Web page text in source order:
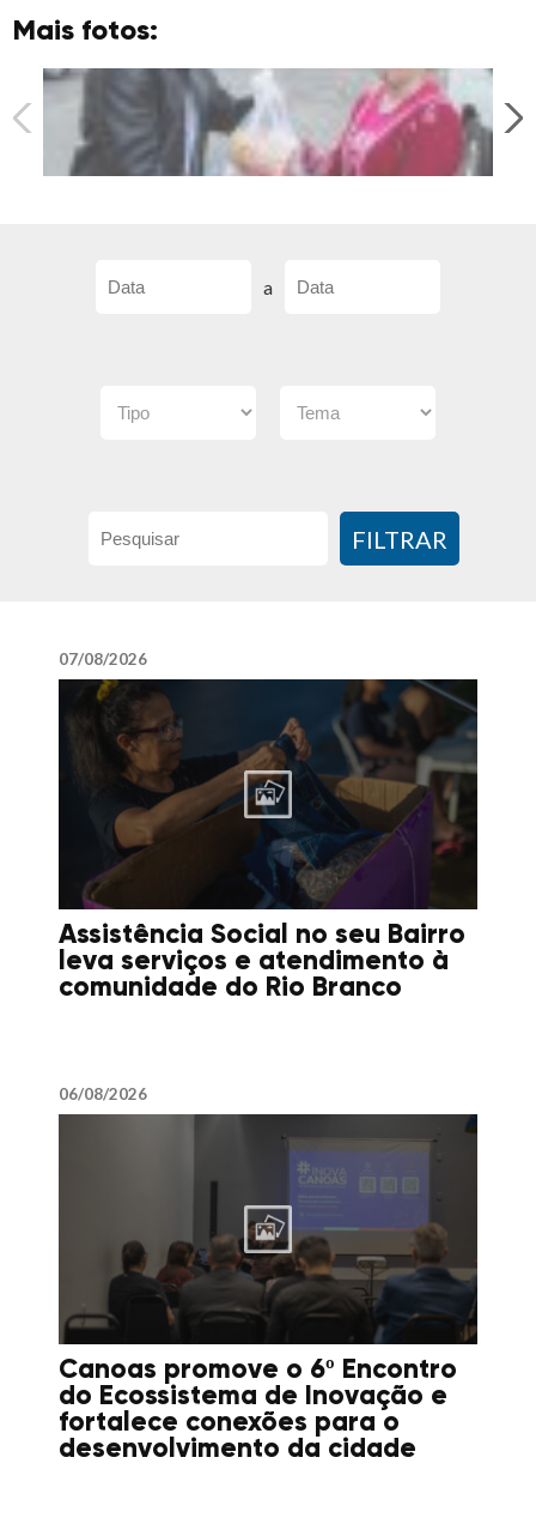
Mais fotos:
a
FILTRAR
07/08/2026
Assistência Social no seu Bairro
leva serviços e atendimento à
comunidade do Rio Branco
06/08/2026
Canoas promove o 6º Encontro
do Ecossistema de Inovação e
fortalece conexões para o
desenvolvimento da cidade